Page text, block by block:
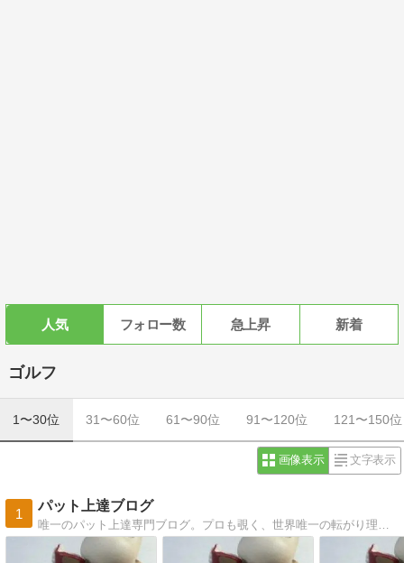
人気 フォロー数 急上昇 新着
ゴルフ
1〜30位 31〜60位 61〜90位 91〜120位 121〜150位
画像表示 文字表示
1
パット上達ブログ